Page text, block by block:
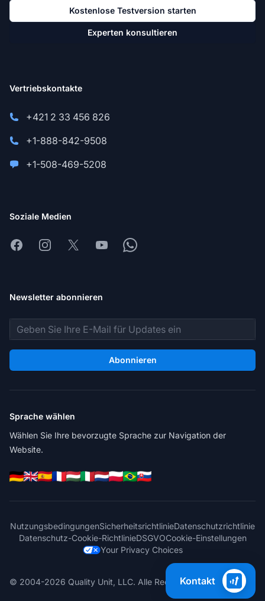
Kostenlose Testversion starten
Experten konsultieren
Vertriebskontakte
+421 2 33 456 826
+1-888-842-9508
+1-508-469-5208
Soziale Medien
FacebookInstagram
X YoutubeWhatsapp
Newsletter abonnieren
E-Mail-Adresse
Abonnieren
Sprache wählen
Wählen Sie Ihre bevorzugte Sprache zur Navigation der
Website.
NutzungsbedingungenSicherheitsrichtlinieDatenschutzrichtlinie
Datenschutz-Cookie-RichtlinieDSGVOCookie-Einstellungen
Your Privacy Choices
© 2004-2026 Quality Unit, LLC. Alle Rechte vorbehalten.
Kontakt